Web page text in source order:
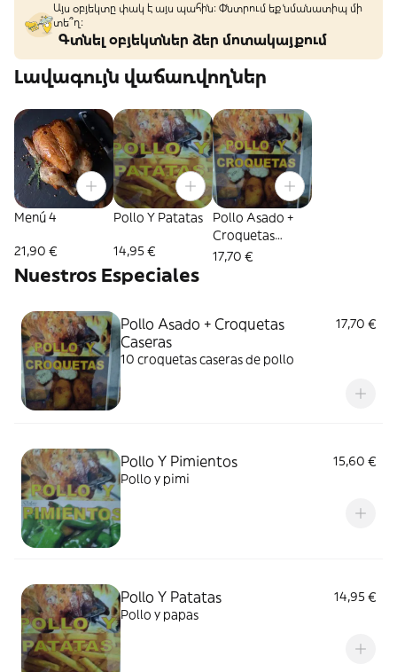
Այս օբյեկտը փակ է այս պահին: Փնտրում եք նմանատիպ մի
տե՞ղ։
Գտնել օբյեկտներ ձեր մոտակայքում
Լավագույն վաճառվողներ
Menú 4
21,90 €
Pollo Y Patatas
14,95 €
Pollo Asado +
Croquetas
Caseras
17,70 €
Nuestros Especiales
Pollo Asado + Croquetas
Caseras
17,70 €
10 croquetas caseras de pollo
Pollo Y Pimientos
15,60 €
Pollo y pimi
Pollo Y Patatas
14,95 €
Pollo y papas